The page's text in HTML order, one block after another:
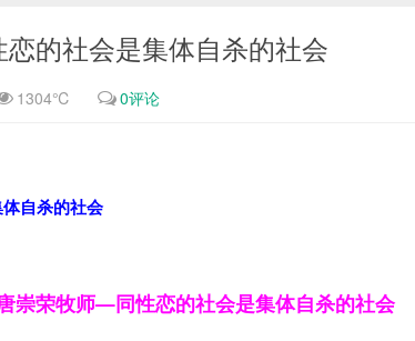
的社会是集体自杀的社会
1304℃ 0评论
自杀的社会
崇荣牧师—同性恋的社会是集体自杀的社会